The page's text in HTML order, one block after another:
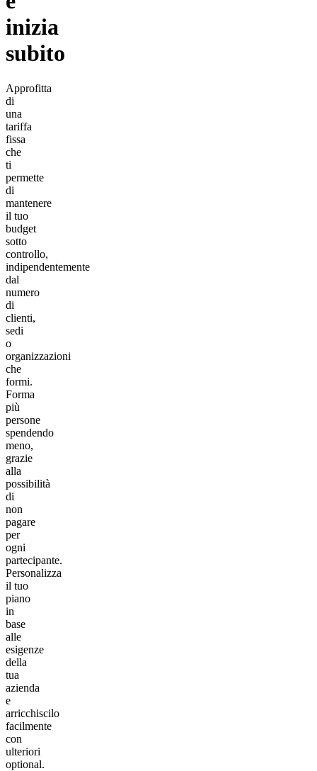
inizia
subito
Approfitta
di
una
tariffa
fissa
che
ti
permette
di
mantenere
il tuo
budget
sotto
controllo,
indipendentemente
dal
numero
di
clienti,
sedi
o
organizzazioni
che
formi.
Forma
più
persone
spendendo
meno,
grazie
alla
possibilità
di
non
pagare
per
ogni
partecipante.
Personalizza
il tuo
piano
in
base
alle
esigenze
della
tua
azienda
e
arricchiscilo
facilmente
con
ulteriori
optional.